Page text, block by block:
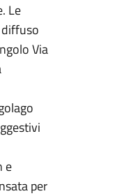
Le
Via
e
per